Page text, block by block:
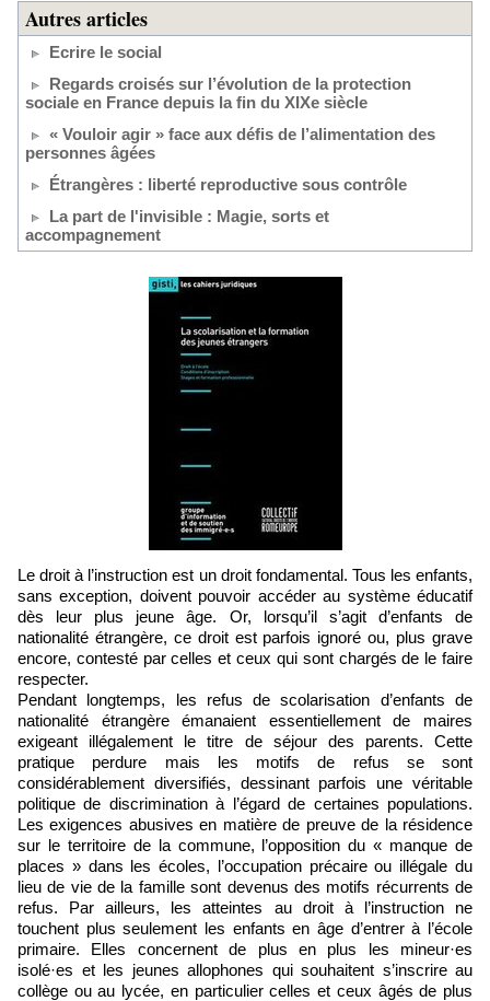
Autres articles
Ecrire le social
Regards croisés sur l’évolution de la protection
sociale en France depuis la fin du XIXe siècle
« Vouloir agir » face aux défis de l’alimentation des
personnes âgées
Étrangères : liberté reproductive sous contrôle
La part de l'invisible : Magie, sorts et
accompagnement
Le droit à l’instruction est un droit fondamental. Tous les enfants,
sans exception, doivent pouvoir accéder au système éducatif
dès leur plus jeune âge. Or, lorsqu’il s’agit d’enfants de
nationalité étrangère, ce droit est parfois ignoré ou, plus grave
encore, contesté par celles et ceux qui sont chargés de le faire
respecter.
Pendant longtemps, les refus de scolarisation d’enfants de
nationalité étrangère émanaient essentiellement de maires
exigeant illégalement le titre de séjour des parents. Cette
pratique perdure mais les motifs de refus se sont
considérablement diversifiés, dessinant parfois une véritable
politique de discrimination à l’égard de certaines populations.
Les exigences abusives en matière de preuve de la résidence
sur le territoire de la commune, l’opposition du « manque de
places » dans les écoles, l’occupation précaire ou illégale du
lieu de vie de la famille sont devenus des motifs récurrents de
refus. Par ailleurs, les atteintes au droit à l’instruction ne
touchent plus seulement les enfants en âge d’entrer à l’école
primaire. Elles concernent de plus en plus les mineur·es
isolé·es et les jeunes allophones qui souhaitent s’inscrire au
collège ou au lycée, en particulier celles et ceux âgés de plus